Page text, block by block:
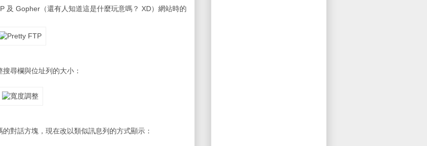
及 Gopher（還有人知道這是什麼玩意嗎？ XD）網站時的
尋欄與位址列的大小：
對話方塊，現在改以類似訊息列的方式顯示：